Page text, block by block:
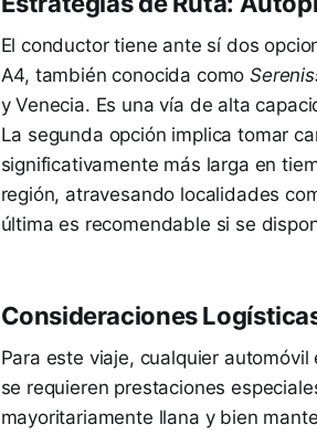
El conductor tiene ante sí dos
A4, también conocida como
y Venecia. Es una vía de alta
La segunda opción implica tomar
significativamente más larga en
región, atravesando localidades
última es recomendable si se
Consideraciones
Para este viaje, cualquier
se requieren prestaciones
mayoritariamente llana y bien